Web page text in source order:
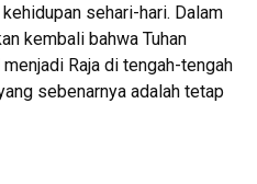
sehari-hari. Dalam
kembali bahwa Tuhan
Raja di tengah-tengah
sebenarnya adalah tetap